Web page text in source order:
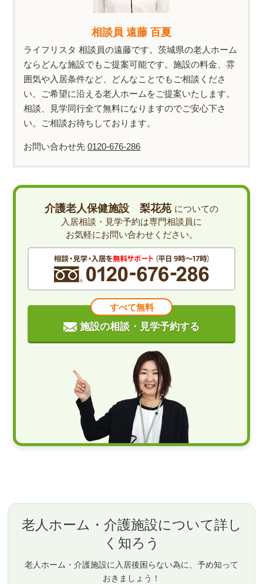
相談員 遠藤 百夏
ライフリスタ 相談員の遠藤です。茨城県の老人ホーム
ならどんな施設でもご提案可能です。施設の料金、雰
囲気や入居条件など、どんなことでもご相談くださ
い。ご希望に沿える老人ホームをご提案いたします。
相談、見学同行全て無料になりますのでご安心下さ
い。ご相談お待ちしております。
お問い合わせ先0120-676-286
介護老人保健施設 梨花苑 についての
入居相談・見学予約は専門相談員に
お気軽にお問い合わせください。
すべて無料
施設の相談・見学予約する
老人ホーム・介護施設について詳し
く知ろう
老人ホーム・介護施設に入居後困らない為に、予め知って
おきましょう！